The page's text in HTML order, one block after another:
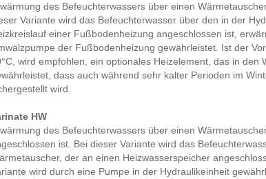
des Befeuchterwassers über einen
Variante wird das Befeuchterwasser über den in der
einer Fußbodenheizung angeschlossen ist,
der Fußbodenheizung gewährleistet. Ist der
wird empfohlen, ein optionales Heizelement, das in den
dass auch während sehr kalter Perioden im
wird.
HW
des Befeuchterwassers über einen
ist. Bei dieser Variante wird das
der an einen Heizwasserspeicher
wird durch eine Pumpe in der Hydraulikeinheit